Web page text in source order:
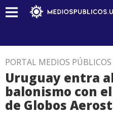
PORTAL MEDIOS PÚBLICOS
Uruguay entra
balonismo con
de Globos